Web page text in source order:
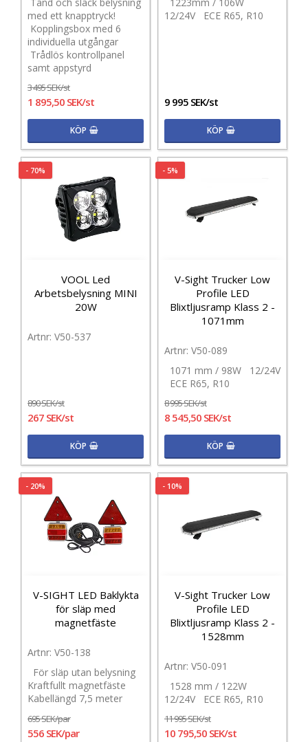
med ett knapptryck!
Kopplingsbox med 6
individuella utgångar
Trådlös kontrollpanel
samt appstyrd
3 495 SEK/st
1 895,50 SEK/st
KÖP
12/24V ECE R65, R10
9 995 SEK/st
KÖP
- 70%
VOOL Led
Arbetsbelysning MINI
20W
V50-537
890 SEK/st
267 SEK/st
KÖP
- 5%
V-Sight Trucker Low
Profile LED
Blixtljusramp Klass 2 -
1071mm
V50-089
1071 mm / 98W 12/24V
ECE R65, R10
8 995 SEK/st
8 545,50 SEK/st
KÖP
- 20%
V-SIGHT LED Baklykta
för släp med
magnetfäste
V50-138
För släp utan belysning
Kraftfullt magnetfäste
Kabellängd 7,5 meter
695 SEK/par
556 SEK/par
- 10%
V-Sight Trucker Low
Profile LED
Blixtljusramp Klass 2 -
1528mm
V50-091
1528 mm / 122W
12/24V ECE R65, R10
11 995 SEK/st
10 795,50 SEK/st